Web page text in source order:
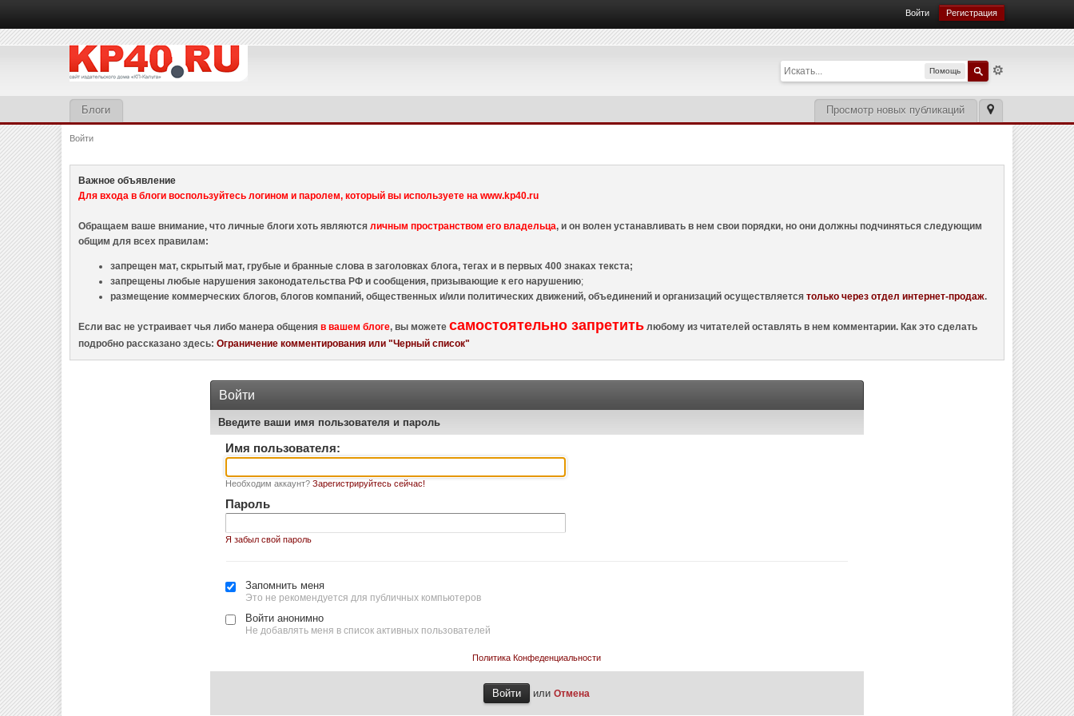
Войти Регистрация
Помощь
Просмотр новых публикаций
Блоги
Войти
Важное объявление
Для входа в блоги воспользуйтесь логином и паролем, который вы используете на www.kp40.ru
Обращаем ваше внимание, что личные блоги хоть являютсяличным пространством его владельца, и он волен устанавливать в нем свои порядки, но они должны подчиняться следующим
общим для всех правилам:
запрещен мат, скрытый мат, грубые и бранные слова в заголовках блога, тегах и в первых 400 знаках текста;
запрещены любые нарушения законодательства РФ и сообщения, призывающие к его нарушению;
размещение коммерческих блогов, блогов компаний, общественных и/или политических движений, объединений и организаций осуществляетсятолько через отдел интернет-продаж.
Если вас не устраивает чья либо манера общенияв вашем блоге, вы можетесамостоятельно запретить любому из читателей оставлять в нем комментарии. Как это сделать
подробно рассказано здесь:Ограничение комментирования или "Черный список"
Войти
Введите ваши имя пользователя и пароль
Имя пользователя:
Необходим аккаунт? Зарегистрируйтесь сейчас!
Пароль
Я забыл свой пароль
Запомнить меня
Это не рекомендуется для публичных компьютеров
Войти анонимно
Не добавлять меня в список активных пользователей
Политика Конфеденциальности
илиОтмена